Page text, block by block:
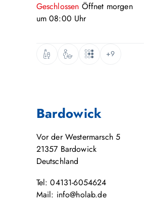
Geschlossen Öffnet morgen
um08:00 Uhr
+9
Bardowick
Vor der Westermarsch 5
21357 Bardowick
Deutschland
Tel: 04131-6054624
Mail: info@holab.de